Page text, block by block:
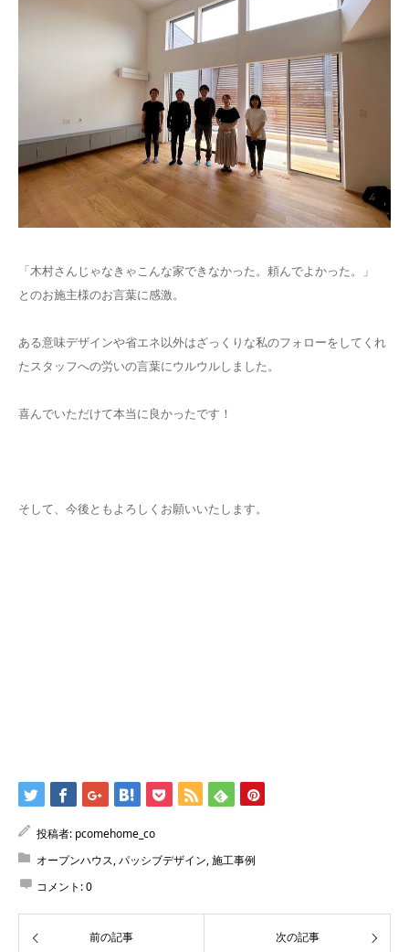
「木村さんじゃなきゃこんな家できなかった。頼んでよかった。」
とのお施主様のお言葉に感激。
ある意味デザインや省エネ以外はざっくりな私のフォローをしてくれ
たスタッフへの労いの言葉にウルウルしました。
喜んでいただけて本当に良かったです！
そして、今後ともよろしくお願いいたします。
投稿者: pcomehome_co
オープンハウス,パッシブデザイン,施工事例
コメント:0
前の記事 次の記事